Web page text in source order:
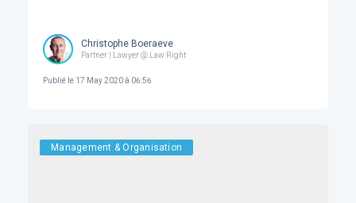
Christophe Boeraeve
Partner | Lawyer @ Law Right
Publié le17 May 2020 à 06:56
Management & Organisation